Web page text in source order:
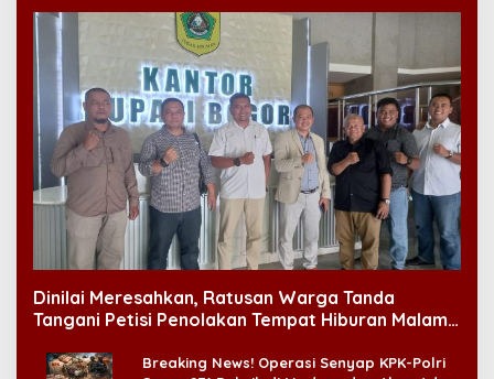
Dinilai Meresahkan, Ratusan Warga Tanda
Tangani Petisi Penolakan Tempat Hiburan Malam
Breaking News! Operasi Senyap KPK-Polri